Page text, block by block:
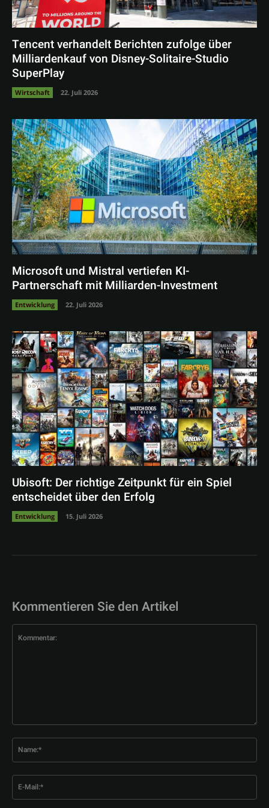
Tencent verhandelt Berichten zufolge über
Milliardenkauf von Disney-Solitaire-Studio
SuperPlay
Wirtschaft 22. Juli 2026
Microsoft und Mistral vertiefen KI-
Partnerschaft mit Milliarden-Investment
Entwicklung 22. Juli 2026
Ubisoft: Der richtige Zeitpunkt für ein Spiel
entscheidet über den Erfolg
Entwicklung 15. Juli 2026
Kommentieren Sie den Artikel